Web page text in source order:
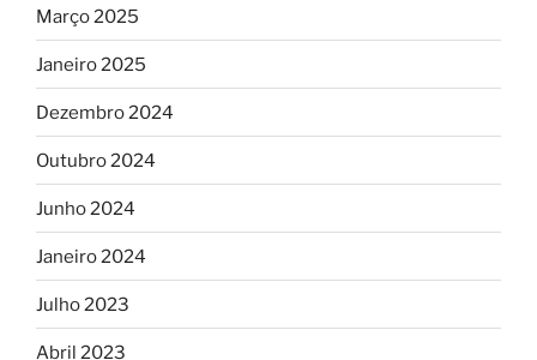
Março 2025
Janeiro 2025
Dezembro 2024
Outubro 2024
Junho 2024
Janeiro 2024
Julho 2023
Abril 2023